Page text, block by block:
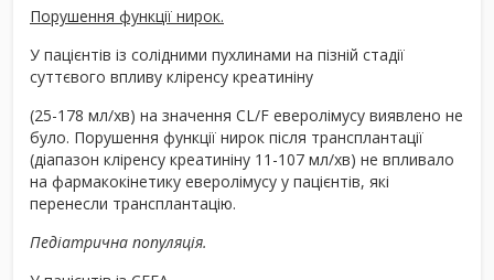
Порушення функції нирок.
У пацієнтів із солідними пухлинами на пізній стадії
суттєвого впливу кліренсу креатиніну
(25-178 мл/хв) на значення CL/F еверолімусу виявлено не
було. Порушення функції нирок після трансплантації
(діапазон кліренсу креатиніну 11-107 мл/хв) не впливало
на фармакокінетику еверолімусу у пацієнтів, які
перенесли трансплантацію.
Педіатрична популяція.